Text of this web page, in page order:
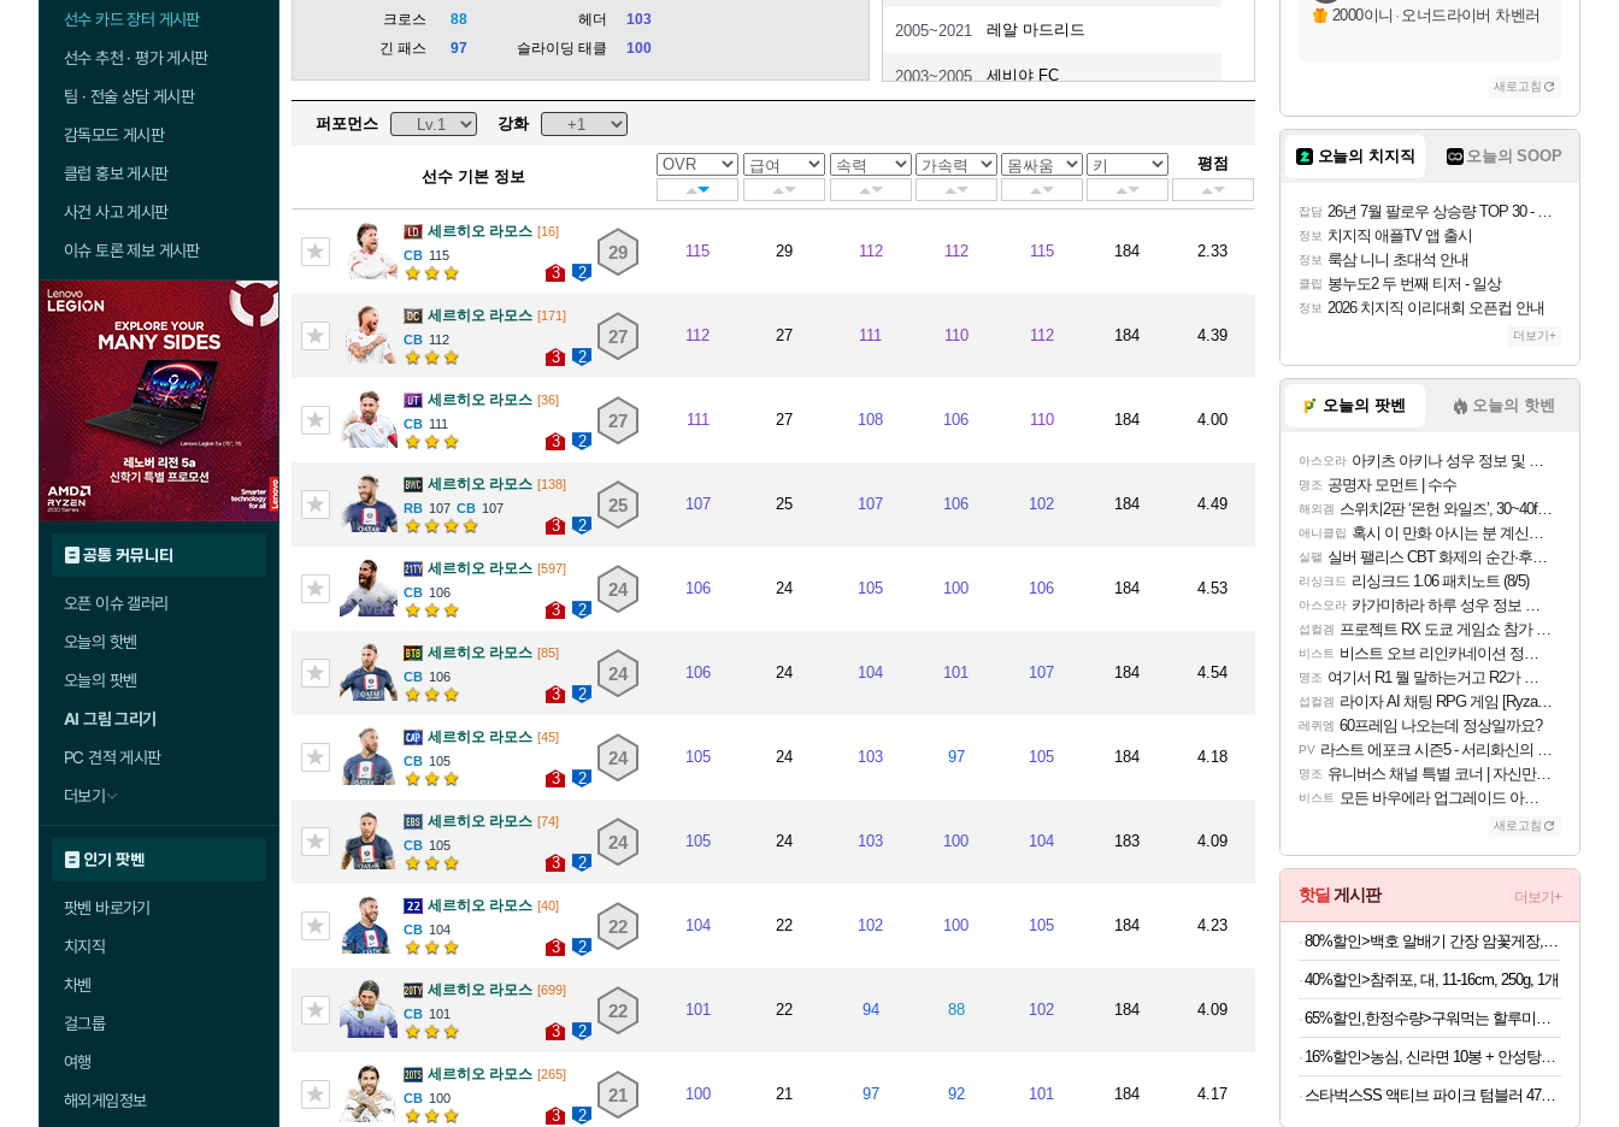
선수 카드 장터 게시판
선수 추천 · 평가 게시판
팀 · 전술 상담 게시판
감독모드 게시판
클럽 홍보 게시판
사건 사고 게시판
이슈 토론 제보 게시판
공통 커뮤니티
오픈 이슈 갤러리
오늘의 핫벤
오늘의 팟벤
AI 그림 그리기
PC 견적 게시판
더보기
인기 팟벤
팟벤 바로가기
치지직
차벤
걸그룹
여행
해외게임정보
크로스
88
긴 패스
97
헤더
103
슬라이딩 태클
100
2005~2021 레알 마드리드
2003~2005 세비야 FC
퍼포먼스 강화
선수 기본 정보
평점
세르히오 라모스 [16]
115
3 2
29 115 29 112 112 115 184 2.33
세르히오 라모스 [171]
112
3 2
27 112 27 111 110 112 184 4.39
세르히오 라모스 [36]
111
3 2
27 111 27 108 106 110 184 4.00
세르히오 라모스 [138]
107
107
3 2
25 107 25 107 106 102 184 4.49
세르히오 라모스 [597]
106
3 2
24 106 24 105 100 106 184 4.53
세르히오 라모스 [85]
106
3 2
24 106 24 104 101 107 184 4.54
세르히오 라모스 [45]
105
3 2
24 105 24 103 97 105 184 4.18
세르히오 라모스 [74]
105
3 2
24 105 24 103 100 104 183 4.09
세르히오 라모스 [40]
104
3 2
22 104 22 102 100 105 184 4.23
세르히오 라모스 [699]
101
3 2
22 101 22 94 88 102 184 4.09
세르히오 라모스 [265]
100
3 2
21 100 21 97 92 101 184 4.17
2000이니 · 오너드라이버 차벤러
새로고침
오늘의 치지직 오늘의 SOOP
잡담 26년 7월 팔로우 상승량 TOP 30 - 월간 치지직
정보 치지직 애플TV 앱 출시
정보 룩삼 니니 초대석 안내
클립 봉누도2 두 번째 티저 - 일상
정보 2026 치지직 이리대회 오픈컵 안내
더보기+
오늘의 팟벤 오늘의 핫벤
아스오라 아키츠 아키나 성우 정보 및 주요 필모
명조 공명자 모먼트 | 수수
해외겜 스위치2판 ‘몬헌 와일즈’, 30~40fps 목표 추정
애니클립 혹시 이 만화 아시는 분 계신가요
실팰 실버 팰리스 CBT 화제의 순간·후기 모음
리싱크드 리싱크드 1.06 패치노트 (8/5)
아스오라 카가미하라 하루 성우 정보 및 주요 필모
섭컬겜 프로젝트 RX 도쿄 게임쇼 참가 결정
비스트 비스트 오브 리인카네이션 정보/공략글 모음
명조 여기서 R1 뭘 말하는거고 R2가 뭘말하는걸까요?
섭컬겜 라이자 AI 채팅 RPG 게임 [RyzaChat: AI] 공개
레퀴엠 60프레임 나오는데 정상일까요?
PV 라스트 에포크 시즌5 - 서리화신의 분노 티저
명조 유니버스 채널 특별 코너 | 자신만의 스타일
비스트 모든 바우에라 업그레이드 아이템 획득 위치 공략 (89개)
새로고침
핫딜 게시판 더보기+
40%할인>참쥐포, 대, 11-16cm, 250g, 1개
16%할인>농심, 신라면 10봉 + 안성탕면 5봉 + 너구리 5봉, 20봉
스타벅스SS 액티브 파이크 텀블러 473ml